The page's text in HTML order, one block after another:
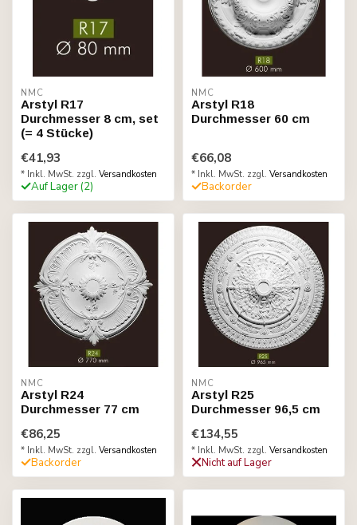
NMC
Arstyl R17
Durchmesser 8 cm, set
(= 4 Stücke)
€41,93
* Inkl. MwSt. zzgl. Versandkosten
Auf Lager (2)
NMC
Arstyl R18
Durchmesser 60 cm
€66,08
* Inkl. MwSt. zzgl. Versandkosten
Backorder
NMC
Arstyl R24
Durchmesser 77 cm
€86,25
* Inkl. MwSt. zzgl. Versandkosten
Backorder
NMC
Arstyl R25
Durchmesser 96,5 cm
€134,55
* Inkl. MwSt. zzgl. Versandkosten
Nicht auf Lager